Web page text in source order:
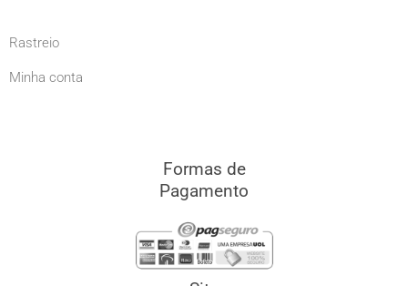
Rastreio
Minha conta
Formas de
Pagamento